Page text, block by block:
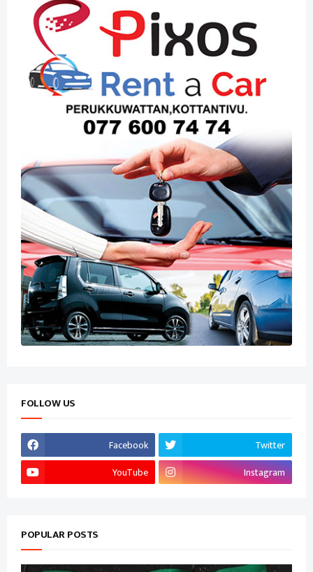
FOLLOW US
Facebook
Twitter
YouTube
Instagram
POPULAR POSTS